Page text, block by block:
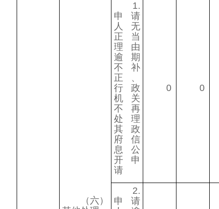
（六）
1.
申请
人无
正当
理由
逾期
不补
正、
行政
机关
不再
处理
其政
府信
息公
开申
请
0 0
2.
申请